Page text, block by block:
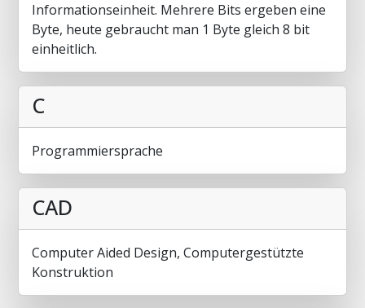
Informationseinheit. Mehrere Bits ergeben eine
Byte, heute gebraucht man 1 Byte gleich 8 bit
einheitlich.
C
Programmiersprache
CAD
Computer Aided Design, Computergestützte
Konstruktion